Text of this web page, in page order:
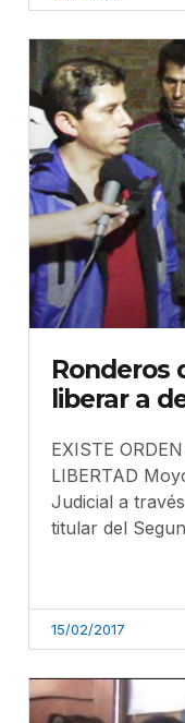
Ronderos
liberar a
EXISTE
LIBERTAD
Judicial a
titular del
15/02/2017